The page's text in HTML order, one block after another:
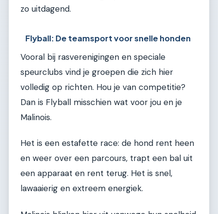
zo uitdagend.
Flyball: De teamsport voor snelle honden
Vooral bij rasverenigingen en speciale
speurclubs vind je groepen die zich hier
volledig op richten. Hou je van competitie?
Dan is Flyball misschien wat voor jou en je
Malinois.
Het is een estafette race: de hond rent heen
en weer over een parcours, trapt een bal uit
een apparaat en rent terug. Het is snel,
lawaaierig en extreem energiek.